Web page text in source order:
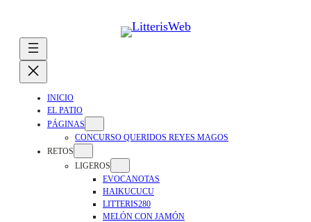
contenido
INICIO
EL PATIO
PÁGINAS
CONCURSO QUERIDOS REYES MAGOS
RETOS
LIGEROS
EVOCANOTAS
HAIKUCUCU
LITTERIS280
MELÓN CON JAMÓN